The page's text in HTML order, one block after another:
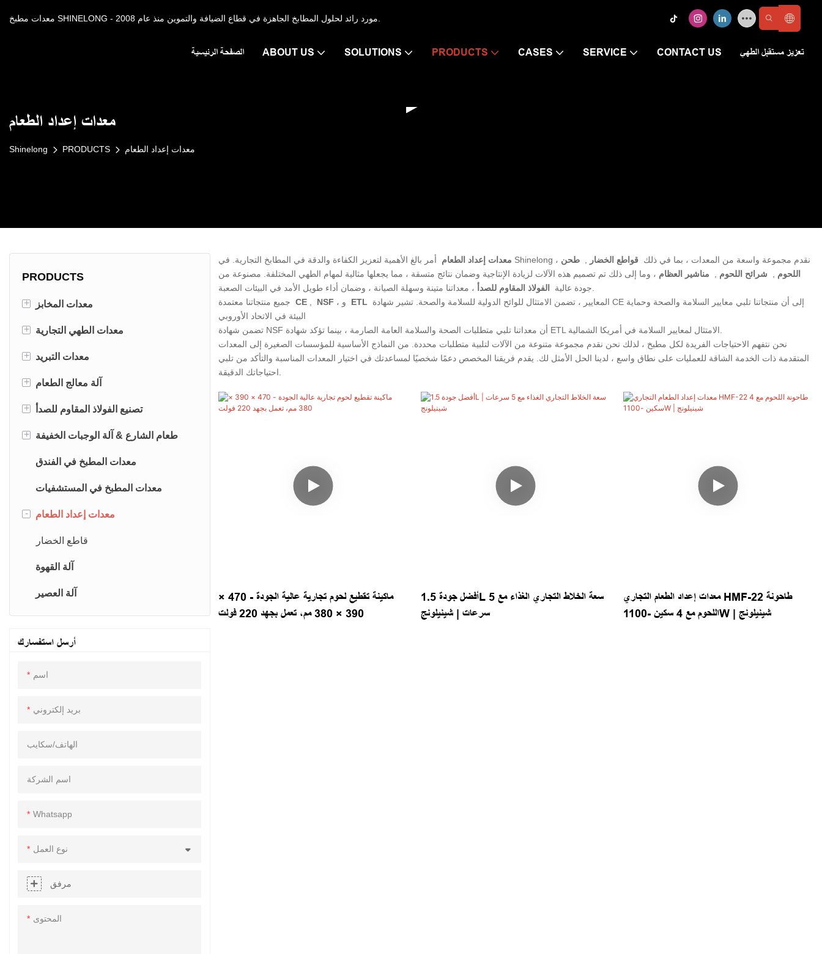
الصفحة الرئيسية ABOUT US SOLUTIONS PRODUCTS CASES SERVICE CONTACT US تعزيز مستقبل الطهي
معدات إعداد الطعام
Shinelong PRODUCTS معدات إعداد الطعام
PRODUCTS
+ معدات المخابز
فرن سطح السفينة
فرن الحمل الحراري
الفرن الدوار
combi-
فرن البخار العالمي
+ معدات الطهي التجارية
مسلسل700/900
نطاق الطبخ
مقلاة
باين ماري
موقد الغاز
باخرة الطعام
غسالة الأواني
الصينية
المعكرونة كوكر
السمندر
المشوية
شواء الشواء
+ معدات التبريد
عرض مفتوح
شريط التبريد
لذيذة التبريد
الوصول إلى الانتهاء/الفريزر
+ آلة معالج الطعام
خلاط العجين
آلة صنع المعكرونة
+ تصنيع الفولاذ المقاوم للصدأ
عربة الفولاذ المقاوم للصدأ
آلة الجفاف
+ طعام الشارع & آلة الوجبات الخفيفة
ختم الآلة
dispenser
معدات المطبخ في الفندق
معدات المطبخ في المستشفيات
- معدات إعداد الطعام
قاطع الخضار
آلة القهوة
آلة العصير
أرسل استفسارك
اسم
بريد إلكتروني
الهاتف/سكايب
اسم الشركة
Whatsapp
نوع العمل
مرفق
المحتوى
معدات إعداد الطعام أمر بالغ الأهمية لتعزيز الكفاءة والدقة في المطابخ التجارية. في Shinelong ، نقدم مجموعة واسعة من المعدات ، بما في ذلك قواطع الخضار
طحن
اللحوم
شرائح اللحوم مناشير العظام ، وما إلى ذلك تم تصميم هذه الآلات لزيادة الإنتاجية وضمان نتائج متسقة ، مما يجعلها مثالية لمهام الطهي المختلفة. مصنوعة من
جودة عالية
الفولاذ المقاوم للصدأ
CE NSF ETL
البيئة في الاتحاد الأوروبي
نحن نتفهم الاحتياجات الفريدة لكل مطبخ ، لذلك نحن نقدم مجموعة متنوعة من الآلات لتلبية متطلبات محددة. من النماذج الأساسية للمؤسسات الصغيرة إلى المعدات
المتقدمة ذات الخدمة الشاقة للعمليات على نطاق واسع ، لدينا الحل الأمثل لك. يقدم فريقنا المخصص دعمًا شخصيًا لمساعدتك في اختيار المعدات المناسبة والتأكد من تلبي
ماكينة تقطيع لحوم تجارية عالية الجودة - 470 ×
390 × 380 مم، تعمل بجهد 220 فولت
أفضل جودة 1.5L سعة الخلاط التجاري الغذاء مع 5
سرعات | شينيلونج
معدات إعداد الطعام التجاري HMF-22 طاحونة
اللحوم مع 4 سكين -1100W | شينيلونج